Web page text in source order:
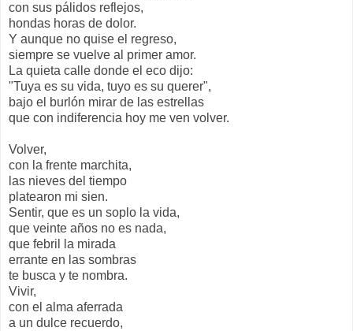
con sus pálidos reflejos,
hondas horas de dolor.
Y aunque no quise el regreso,
siempre se vuelve al primer amor.
La quieta calle donde el eco dijo:
"Tuya es su vida, tuyo es su querer",
bajo el burlón mirar de las estrellas
que con indiferencia hoy me ven volver.
Volver,
con la frente marchita,
las nieves del tiempo
platearon mi sien.
Sentir, que es un soplo la vida,
que veinte años no es nada,
que febril la mirada
errante en las sombras
te busca y te nombra.
Vivir,
con el alma aferrada
a un dulce recuerdo,